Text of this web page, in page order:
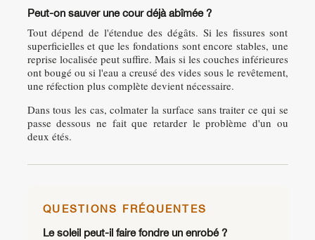
Peut-on sauver une cour déjà abîmée ?
Tout dépend de l'étendue des dégâts. Si les fissures sont
superficielles et que les fondations sont encore stables, une
reprise localisée peut suffire. Mais si les couches inférieures
ont bougé ou si l'eau a creusé des vides sous le revêtement,
une réfection plus complète devient nécessaire.
Dans tous les cas, colmater la surface sans traiter ce qui se
passe dessous ne fait que retarder le problème d'un ou
deux étés.
QUESTIONS FRÉQUENTES
Le soleil peut-il faire fondre un enrobé ?